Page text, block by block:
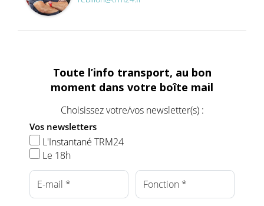
Toute l’info transport, au bon
moment dans votre boîte mail
Choisissez votre/vos newsletter(s) :
Vos newsletters
L'Instantané TRM24
Le 18h